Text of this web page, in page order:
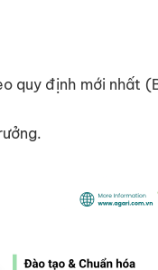
quy định mới nhất